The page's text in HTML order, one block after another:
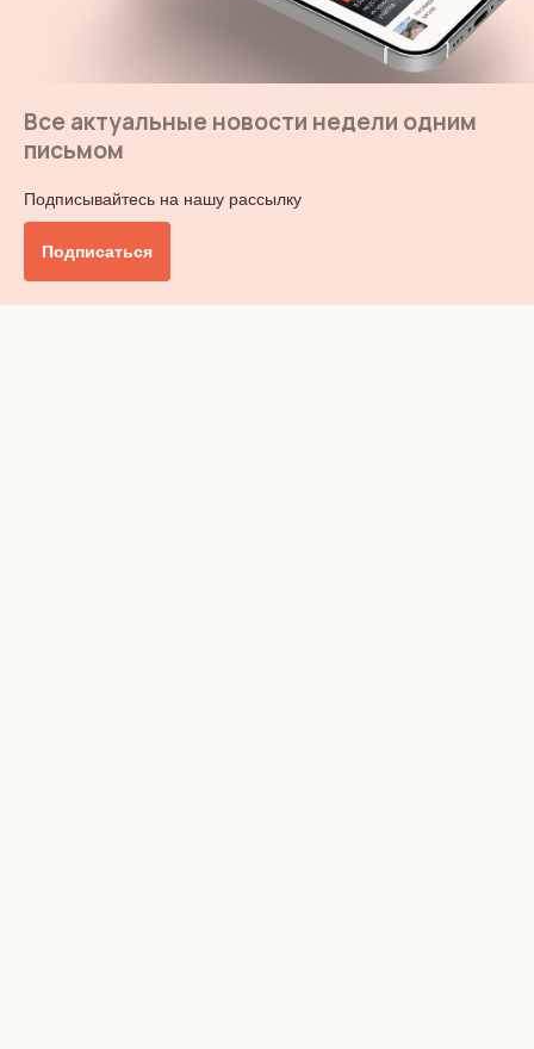
Все актуальные новости недели одним
письмом
Подписывайтесь на нашу рассылку
Подписаться